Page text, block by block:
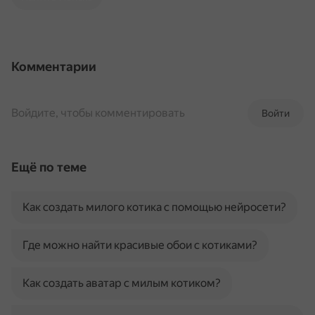
Комментарии
Войти
Войдите, чтобы комментировать
Ещё по теме
Как создать милого котика с помощью нейросети?
Где можно найти красивые обои с котиками?
Как создать аватар с милым котиком?